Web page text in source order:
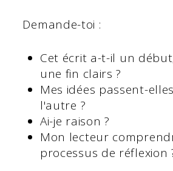
Demande-toi :
Cet écrit a-t-il un
une fin clairs ?
Mes idées passent-
l'autre ?
Ai-je raison ?
Mon lecteur
processus de réflexion